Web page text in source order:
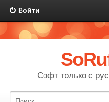
Войти
Софт только с